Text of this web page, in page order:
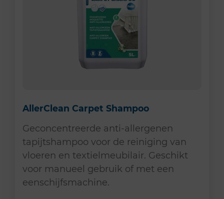
AllerClean Carpet Shampoo
Geconcentreerde anti-allergenen
tapijtshampoo voor de reiniging van
vloeren en textielmeubilair. Geschikt
voor manueel gebruik of met een
eenschijfsmachine.